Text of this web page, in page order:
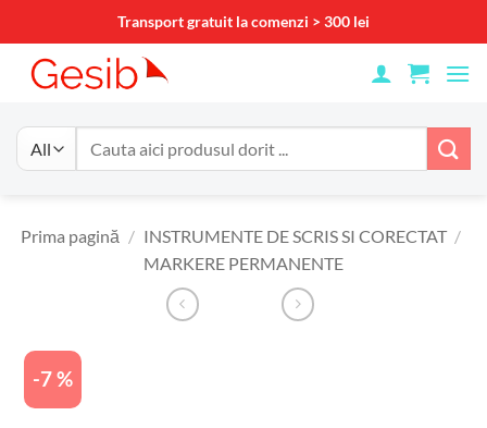
to
content
Transport gratuit la comenzi > 300 lei
Prima pagină / INSTRUMENTE DE SCRIS SI CORECTAT /
MARKERE PERMANENTE
-7 %